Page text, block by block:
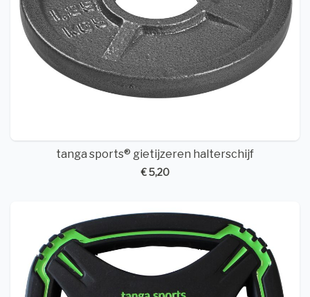
tanga sports® gietijzeren halterschijf
€ 5,20